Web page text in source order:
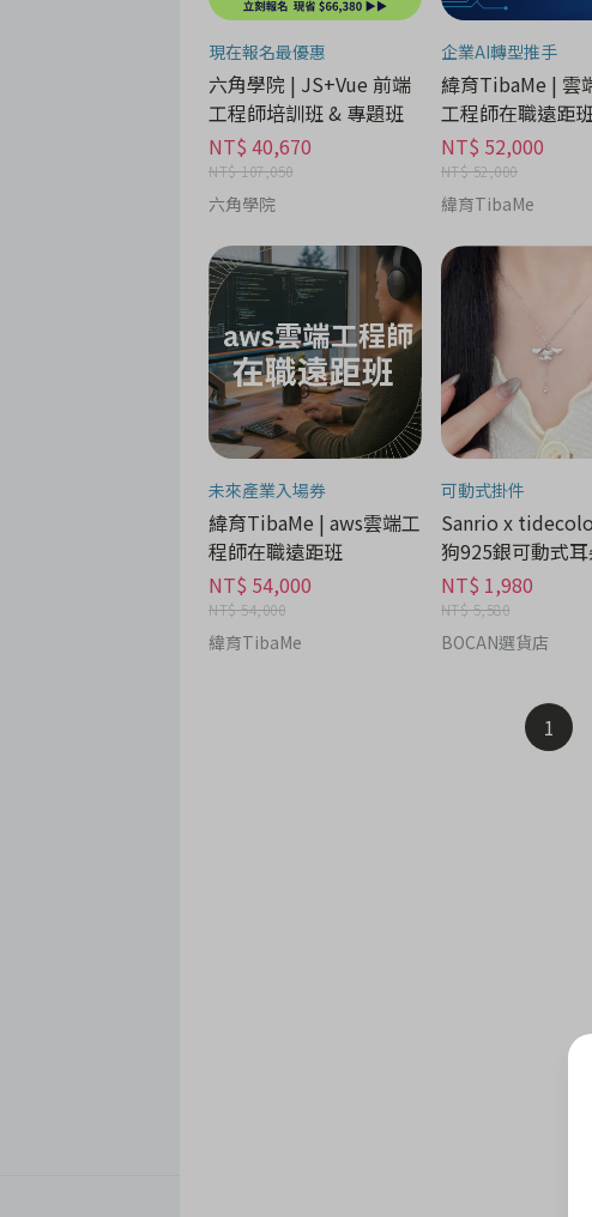
現在報名最優惠
六角學院 | JS+Vue 前端
工程師培訓班 & 專題班
NT$ 40,670
NT$ 107,050
六角學院
企業AI轉型推手
緯育TibaMe | 雲
工程師在職遠距
NT$ 52,000
NT$ 52,000
緯育TibaMe
未來產業入場券
緯育TibaMe | aws雲端工
程師在職遠距班
NT$ 54,000
NT$ 54,000
緯育TibaMe
可動式掛件
Sanrio x
狗925銀可動式
禮盒 - 流行潮牌分
NT$ 1,980
NT$ 5,580
BOCAN選貨店
1